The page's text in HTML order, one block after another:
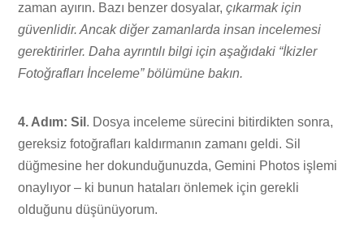
zaman ayırın. Bazı benzer dosyalar, çıkarmak için
güvenlidir. Ancak diğer zamanlarda insan incelemesi
gerektirirler. Daha ayrıntılı bilgi için aşağıdaki “İkizler
Fotoğrafları İnceleme” bölümüne bakın.
4. Adım: Sil . Dosya inceleme sürecini bitirdikten sonra,
gereksiz fotoğrafları kaldırmanın zamanı geldi. Sil
düğmesine her dokunduğunuzda, Gemini Photos işlemi
onaylıyor – ki bunun hataları önlemek için gerekli
olduğunu düşünüyorum.